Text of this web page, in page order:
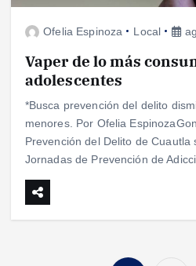
Ofelia Espinoza Local
Vaper de lo más
adolescentes
*Busca prevención del delito
menores. Por Ofelia
Prevención del Delito de
Jornadas de Prevención de